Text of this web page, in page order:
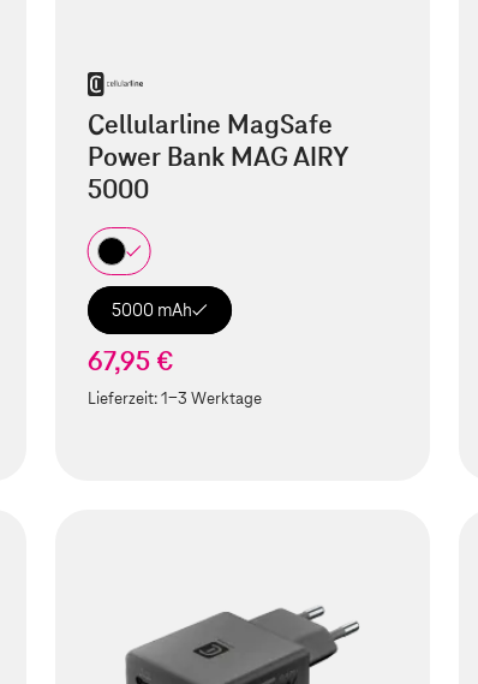
Cellularline MagSafe
Power Bank MAG AIRY
5000
5000 mAh
67,95 €
Lieferzeit:1-3 Werktage